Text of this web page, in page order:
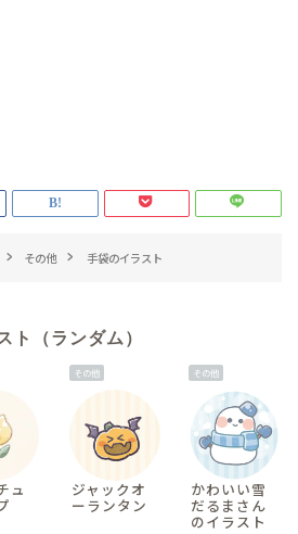
その他 手袋のイラスト
ト（ランダム）
ュ
その他
ジャックオ
ーランタン
その他
かわいい雪
だるまさん
のイラスト